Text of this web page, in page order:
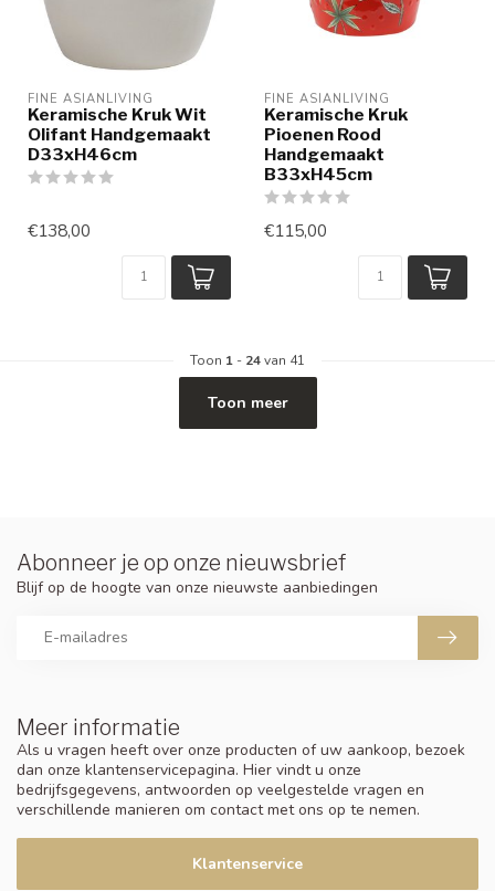
FINE ASIANLIVING
Keramische Kruk Wit
Olifant Handgemaakt
D33xH46cm
€138,00
FINE ASIANLIVING
Keramische Kruk
Pioenen Rood
Handgemaakt
B33xH45cm
€115,00
Toon 1 - 24van 41
Toon meer
Meer informatie
Als u vragen heeft over onze producten of uw aankoop, bezoek
dan onze klantenservicepagina. Hier vindt u onze
bedrijfsgegevens, antwoorden op veelgestelde vragen en
verschillende manieren om contact met ons op te nemen.
Klantenservice
Abonneer je op onze nieuwsbrief
Blijf op de hoogte van onze nieuwste aanbiedingen